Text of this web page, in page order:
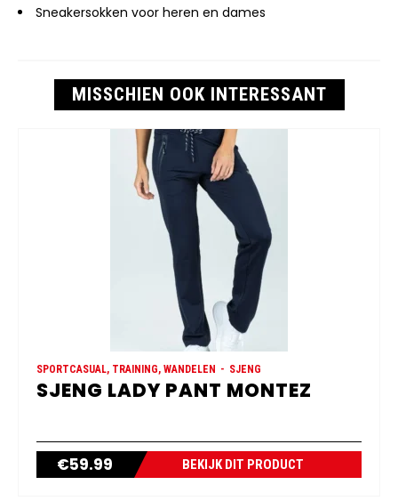
Sneakersokken voor heren en dames
MISSCHIEN OOK INTERESSANT
SPORTCASUAL, TRAINING, WANDELEN SJENG
SJENG LADY PANT MONTEZ
€59.99 BEKIJK DIT PRODUCT